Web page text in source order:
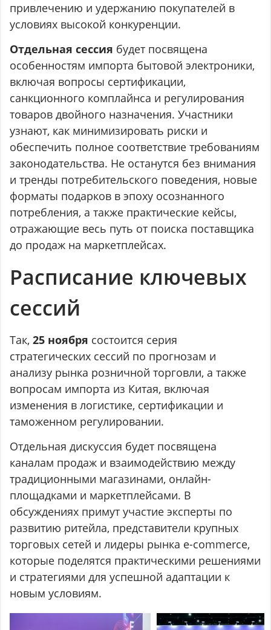
привлечению и удержанию покупателей в
условиях высокой конкуренции.
Отдельная сессия будет посвящена
особенностям импорта бытовой электроники,
включая вопросы сертификации,
санкционного комплайнса и регулирования
товаров двойного назначения. Участники
узнают, как минимизировать риски и
обеспечить полное соответствие требованиям
законодательства. Не останутся без внимания
и тренды потребительского поведения, новые
форматы подарков в эпоху осознанного
потребления, а также практические кейсы,
отражающие весь путь от поиска поставщика
до продаж на маркетплейсах.
Расписание ключевых
сессий
Так,25 ноября состоится серия
стратегических сессий по прогнозам и
анализу рынка розничной торговли, а также
вопросам импорта из Китая, включая
изменения в логистике, сертификации и
таможенном регулировании.
Отдельная дискуссия будет посвящена
каналам продаж и взаимодействию между
традиционными магазинами, онлайн-
площадками и маркетплейсами. В
обсуждениях примут участие эксперты по
развитию ритейла, представители крупных
торговых сетей и лидеры рынка e-commerce,
которые поделятся практическими решениями
и стратегиями для успешной адаптации к
новым условиям.